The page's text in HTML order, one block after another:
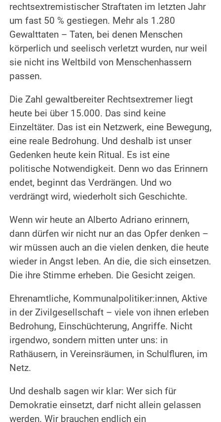
rechtsextremistischer Straftaten im letzten Jahr
um fast 50 % gestiegen. Mehr als 1.280
Gewalttaten – Taten, bei denen Menschen
körperlich und seelisch verletzt wurden, nur weil
sie nicht ins Weltbild von Menschenhassern
passen.
Die Zahl gewaltbereiter Rechtsextremer liegt
heute bei über 15.000. Das sind keine
Einzeltäter. Das ist ein Netzwerk, eine Bewegung,
eine reale Bedrohung. Und deshalb ist unser
Gedenken heute kein Ritual. Es ist eine
politische Notwendigkeit. Denn wo das Erinnern
endet, beginnt das Verdrängen. Und wo
verdrängt wird, wiederholt sich Geschichte.
Wenn wir heute an Alberto Adriano erinnern,
dann dürfen wir nicht nur an das Opfer denken –
wir müssen auch an die vielen denken, die heute
wieder in Angst leben. An die, die sich einsetzen.
Die ihre Stimme erheben. Die Gesicht zeigen.
Ehrenamtliche, Kommunalpolitiker:innen, Aktive
in der Zivilgesellschaft – viele von ihnen erleben
Bedrohung, Einschüchterung, Angriffe. Nicht
irgendwo, sondern mitten unter uns: in
Rathäusern, in Vereinsräumen, in Schulfluren, im
Netz.
Und deshalb sagen wir klar: Wer sich für
Demokratie einsetzt, darf nicht allein gelassen
werden. Wir brauchen endlich ein